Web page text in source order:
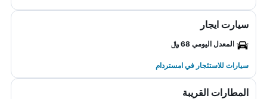
سيارت ايجار
المعدل اليومي 68 ﷼
سيارات للاستئجار في امستردام
المطارات القريبة